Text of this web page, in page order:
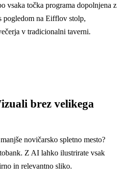
vsaka točka programa dopolnjena z
pogledom na Eifflov stolp,
v tradicionalni taverni.
brez velikega
novičarsko spletno mesto?
Z AI lahko ilustrirate vsak
in relevantno sliko.